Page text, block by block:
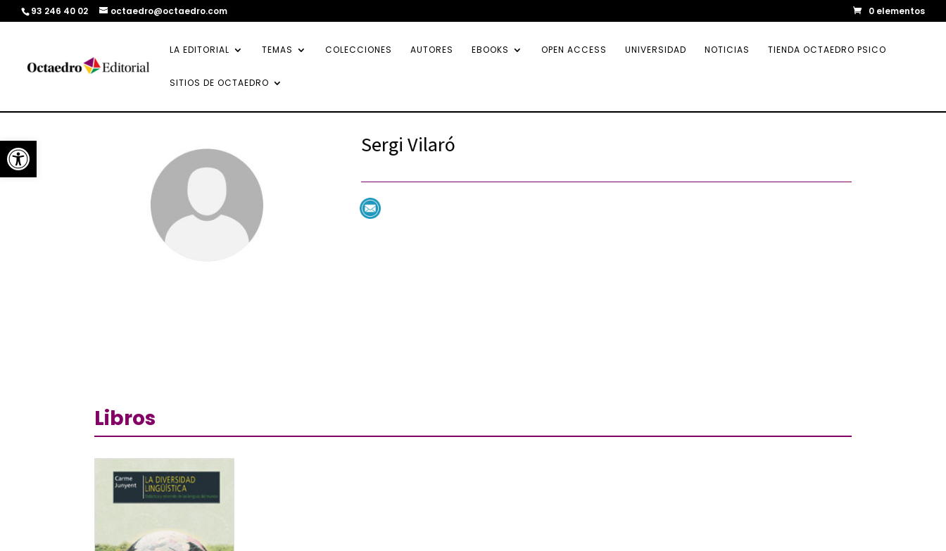
Abrir barra de herramientas
93 246 40 02 octaedro@octaedro.com 0 elementos
LA EDITORIAL TEMAS COLECCIONES AUTORES EBOOKS OPEN ACCESS UNIVERSIDAD NOTICIAS TIENDA OCTAEDRO PSICO
SITIOS DE OCTAEDRO
Sergi Vilaró
Libros